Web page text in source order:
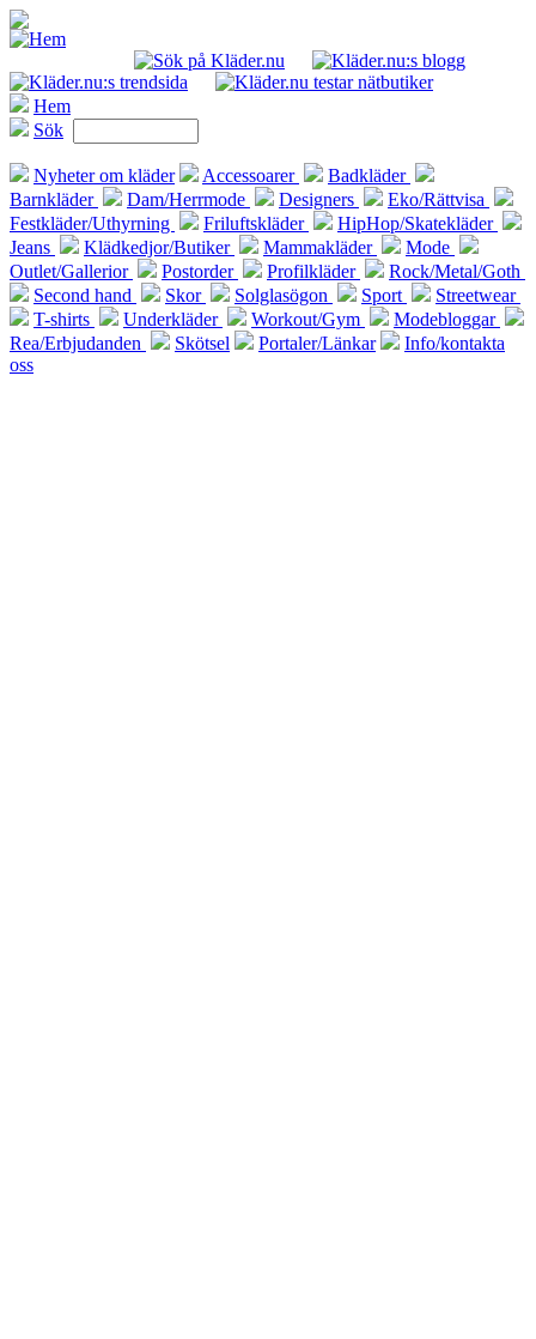
Hem
Sök
Nyheter om kläder Accessoarer
Badkläder
Barnkläder
Dam/Herrmode Designers
Eko/Rättvisa
Festkläder/Uthyrning
Friluftskläder
HipHop/Skatekläder
Jeans
Klädkedjor/Butiker Mammakläder
Mode
Outlet/Gallerior
Postorder Profilkläder
Rock/Metal/Goth
Second hand
Skor Solglasögon Sport
Streetwear
T-shirts
Underkläder Workout/Gym
Modebloggar
Rea/Erbjudanden
Skötsel Portaler/Länkar
Info/kontakta
oss